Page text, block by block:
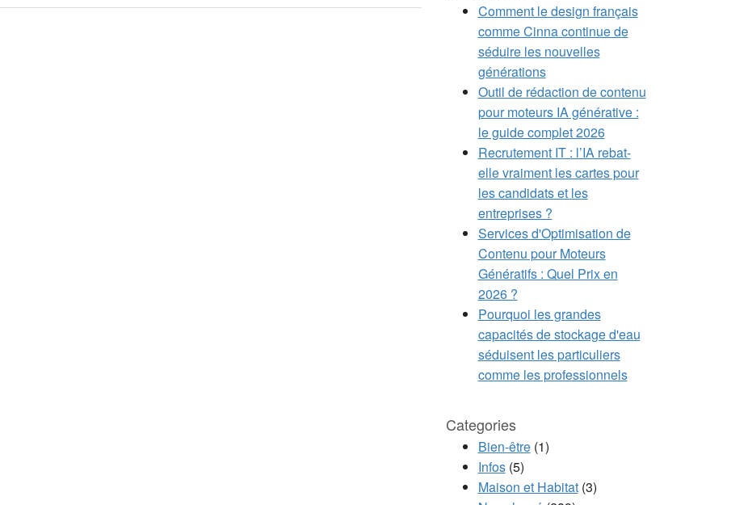
Comment le design français
comme Cinna continue de
séduire les nouvelles
générations
Outil de rédaction de contenu
pour moteurs IA générative :
le guide complet 2026
Recrutement IT : l’IA rebat-
elle vraiment les cartes pour
les candidats et les
entreprises ?
Services d'Optimisation de
Contenu pour Moteurs
Génératifs : Quel Prix en
2026 ?
Pourquoi les grandes
capacités de stockage d'eau
séduisent les particuliers
comme les professionnels
Categories
Bien-être(1)
Infos(5)
Maison et Habitat(3)